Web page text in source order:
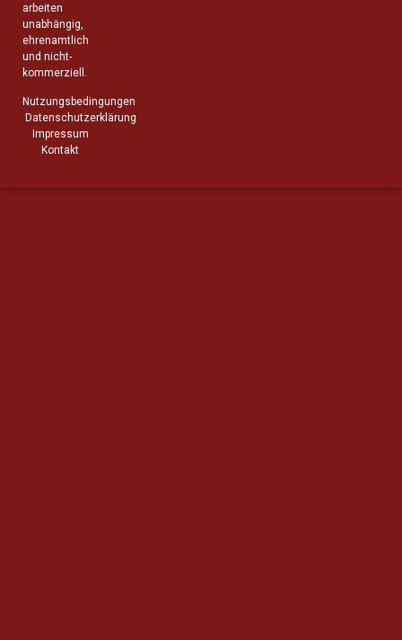
arbeiten
unabhängig,
ehrenamtlich
und nicht-
kommerziell.
Nutzungsbedingungen
Datenschutzerklärung
Impressum
Kontakt